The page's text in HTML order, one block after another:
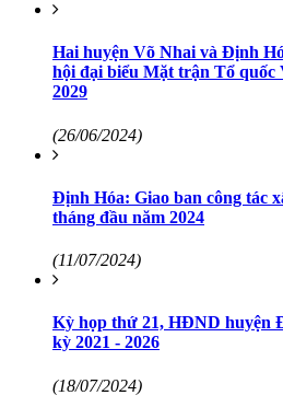
Hai huyện Võ Nhai và Định
hội đại biểu Mặt trận Tổ quốc
2029
(26/06/2024)
Định Hóa: Giao ban công tác
tháng đầu năm 2024
(11/07/2024)
Kỳ họp thứ 21, HĐND huyện
kỳ 2021 - 2026
(18/07/2024)